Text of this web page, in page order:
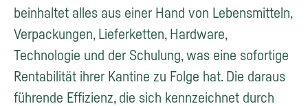
beinhaltet alles aus einer Hand von Lebensmitteln,
Verpackungen, Lieferketten, Hardware,
Technologie und der Schulung, was eine sofortige
Rentabilität ihrer Kantine zu Folge hat. Die daraus
führende Effizienz, die sich kennzeichnet durch